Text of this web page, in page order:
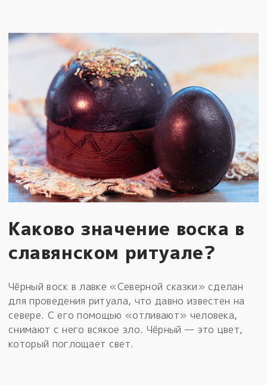
Каково значение воска в
славянском ритуале?
Чёрный воск в лавке «Северной сказки» сделан
для проведения ритуала, что давно известен на
севере. С его помощью «отливают» человека,
снимают с него всякое зло. Чёрный — это цвет,
который поглощает свет.